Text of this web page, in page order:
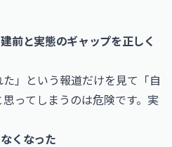
前と実態のギャップを正しく
た」という報道だけを見て「自
ってしまうのは危険です。実
くなった